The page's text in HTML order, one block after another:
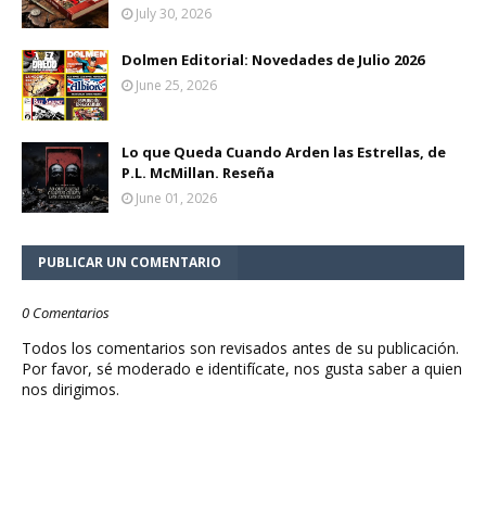
July 30, 2026
Dolmen Editorial: Novedades de Julio 2026
June 25, 2026
Lo que Queda Cuando Arden las Estrellas, de
P.L. McMillan. Reseña
June 01, 2026
PUBLICAR UN COMENTARIO
0 Comentarios
Todos los comentarios son revisados antes de su publicación.
Por favor, sé moderado e identifícate, nos gusta saber a quien
nos dirigimos.